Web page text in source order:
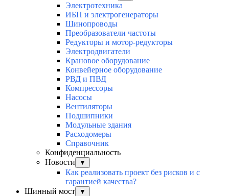
Электротехника
ИБП и электрогенераторы
Шинопроводы
Преобразователи частоты
Редукторы и мотор-редукторы
Электродвигатели
Крановое оборудование
Конвейерное оборудование
РВД и ПВД
Компрессоры
Насосы
Вентиляторы
Подшипники
Модульные здания
Расходомеры
Справочник
Конфиденциальность
Новости
▼
Как реализовать проект без рисков и с
гарантией качества?
Шинный мост
▼